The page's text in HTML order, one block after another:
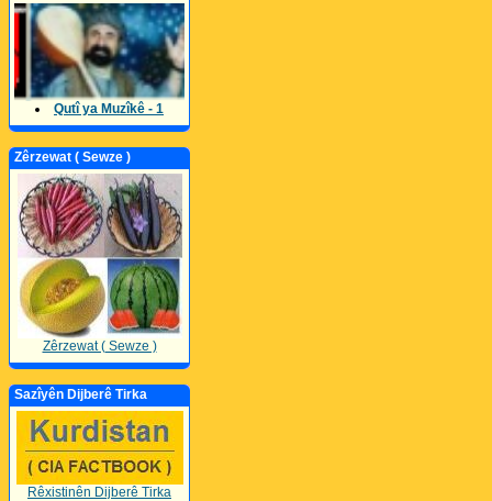
Qutî ya Muzîkê - 1
Zêrzewat ( Sewze )
Zêrzewat ( Sewze )
Sazîyên Dijberê Tirka
Rêxistinên Dijberê Tirka